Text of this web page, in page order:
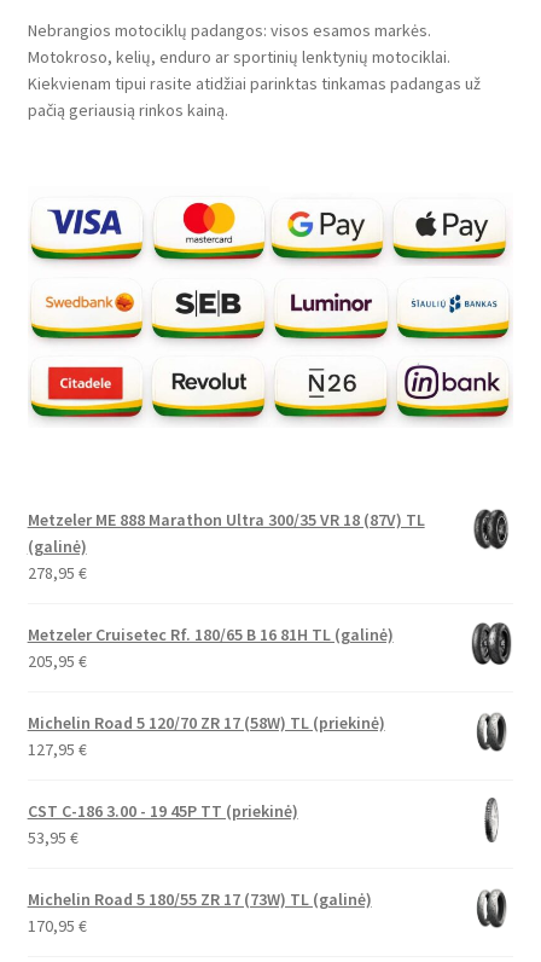
Nebrangios motociklų padangos: visos esamos markės.
Motokroso, kelių, enduro ar sportinių lenktynių motociklai.
Kiekvienam tipui rasite atidžiai parinktas tinkamas padangas už
pačią geriausią rinkos kainą.
Metzeler ME 888 Marathon Ultra 300/35 VR 18 (87V) TL
(galinė)
278,95 €
Metzeler Cruisetec Rf. 180/65 B 16 81H TL (galinė)
205,95 €
Michelin Road 5 120/70 ZR 17 (58W) TL (priekinė)
127,95 €
CST C-186 3.00 - 19 45P TT (priekinė)
53,95 €
Michelin Road 5 180/55 ZR 17 (73W) TL (galinė)
170,95 €